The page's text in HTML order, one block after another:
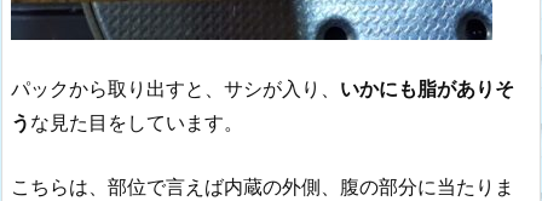
パックから取り出すと、サシが入り、 いかにも脂がありそ
う な見た目をしています。
こちらは、部位で言えば内蔵の外側、腹の部分に当たりま